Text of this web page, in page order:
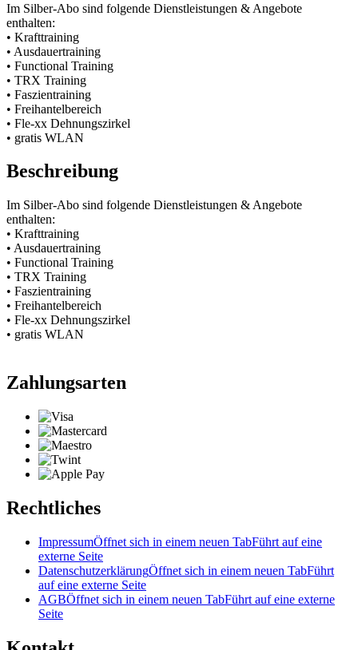
Im Silber-Abo sind folgende Dienstleistungen & Angebote
enthalten:
• Krafttraining
• Ausdauertraining
• Functional Training
• TRX Training
• Faszientraining
• Freihantelbereich
• Fle-xx Dehnungszirkel
• gratis WLAN
Beschreibung
Im Silber-Abo sind folgende Dienstleistungen & Angebote
enthalten:
• Krafttraining
• Ausdauertraining
• Functional Training
• TRX Training
• Faszientraining
• Freihantelbereich
• Fle-xx Dehnungszirkel
• gratis WLAN
Zahlungsarten
Rechtliches
ImpressumÖffnet sich in einem neuen TabFührt auf eine
externe Seite
DatenschutzerklärungÖffnet sich in einem neuen TabFührt
auf eine externe Seite
AGBÖffnet sich in einem neuen TabFührt auf eine externe
Seite